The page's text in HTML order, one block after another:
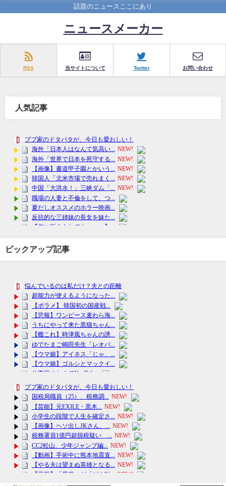
話題のニュースここにあり
ニュースメーカー
RSS 当サイトについて Twitter お問い合わせ
人気記事
ピックアップ記事